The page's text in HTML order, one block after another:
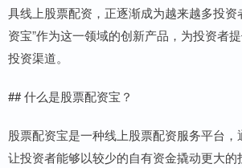
具线上股票配资，正逐渐成为越来越多投资
资宝”作为这一领域的创新产品，为投资者
投资渠道。
## 什么是股票配资宝？
股票配资宝是一种线上股票配资服务平台，
让投资者能够以较少的自有资金撬动更大